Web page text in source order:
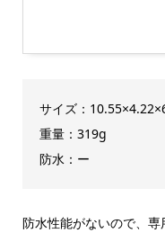
サイズ：
重量：319g
防水：ー
防水性能がないので、